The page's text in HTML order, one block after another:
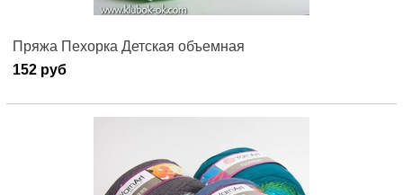
Пряжа Пехорка Детская объемная
152 руб